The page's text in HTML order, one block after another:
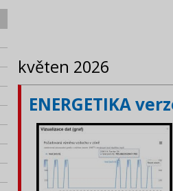
květen 2026
ENERGETIKA